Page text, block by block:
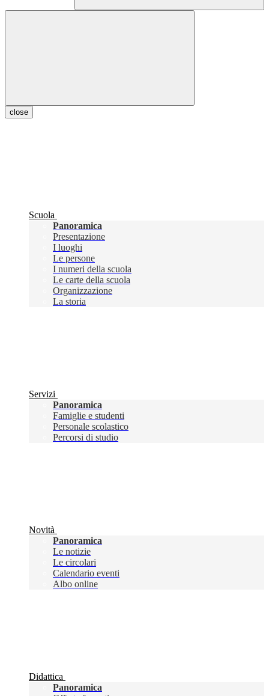
close
Scuola
Panoramica
Presentazione
I luoghi
Le persone
I numeri della scuola
Le carte della scuola
Organizzazione
La storia
Servizi
Panoramica
Famiglie e studenti
Personale scolastico
Percorsi di studio
Novità
Panoramica
Le notizie
Le circolari
Calendario eventi
Albo online
Didattica
Panoramica